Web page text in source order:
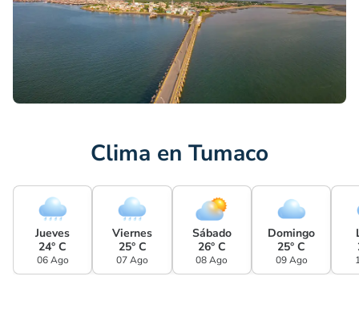
Clima en Tumaco
Jueves
24° C
06 Ago
Viernes
25° C
07 Ago
Sábado
26° C
08 Ago
Domingo
25° C
09 Ago